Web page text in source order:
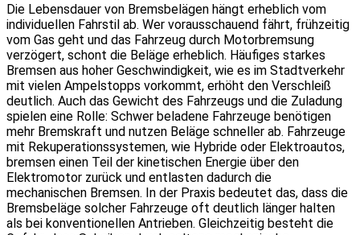
Die Lebensdauer von Bremsbelägen hängt erheblich vom
individuellen Fahrstil ab. Wer vorausschauend fährt, frühzeitig
vom Gas geht und das Fahrzeug durch Motorbremsung
verzögert, schont die Beläge erheblich. Häufiges starkes
Bremsen aus hoher Geschwindigkeit, wie es im Stadtverkehr
mit vielen Ampelstopps vorkommt, erhöht den Verschleiß
deutlich. Auch das Gewicht des Fahrzeugs und die Zuladung
spielen eine Rolle: Schwer beladene Fahrzeuge benötigen
mehr Bremskraft und nutzen Beläge schneller ab. Fahrzeuge
mit Rekuperationssystemen, wie Hybride oder Elektroautos,
bremsen einen Teil der kinetischen Energie über den
Elektromotor zurück und entlasten dadurch die
mechanischen Bremsen. In der Praxis bedeutet das, dass die
Bremsbeläge solcher Fahrzeuge oft deutlich länger halten
als bei konventionellen Antrieben. Gleichzeitig besteht die